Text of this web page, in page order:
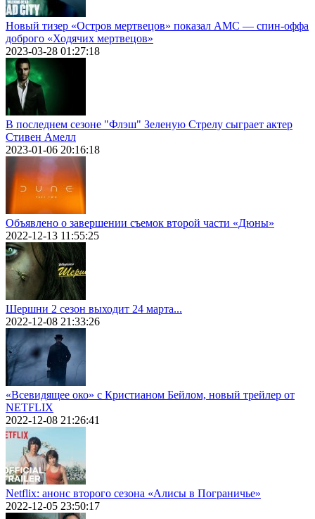
Новый тизер «Остров мертвецов» показал АМС — спин-оффа
доброго «Ходячих мертвецов»
2023-03-28 01:27:18
В последнем сезоне "Флэш" Зеленую Стрелу сыграет актер
Стивен Амелл
2023-01-06 20:16:18
Объявлено о завершении съемок второй части «Дюны»
2022-12-13 11:55:25
Шершни 2 сезон выходит 24 марта...
2022-12-08 21:33:26
«Всевидящее око» с Кристианом Бейлом, новый трейлер от
NETFLIX
2022-12-08 21:26:41
Netflix: анонс второго сезона «Алисы в Пограничье»
2022-12-05 23:50:17